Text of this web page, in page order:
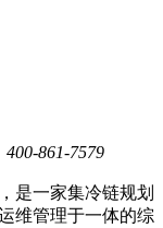
400-861-7579
是一家集冷链规划
维管理于一体的综